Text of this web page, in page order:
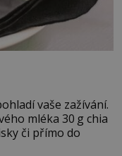
vaše zažívání.